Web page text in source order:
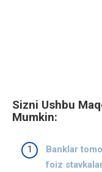
Sizni Ushbu
Mumkin:
Banklar
foiz